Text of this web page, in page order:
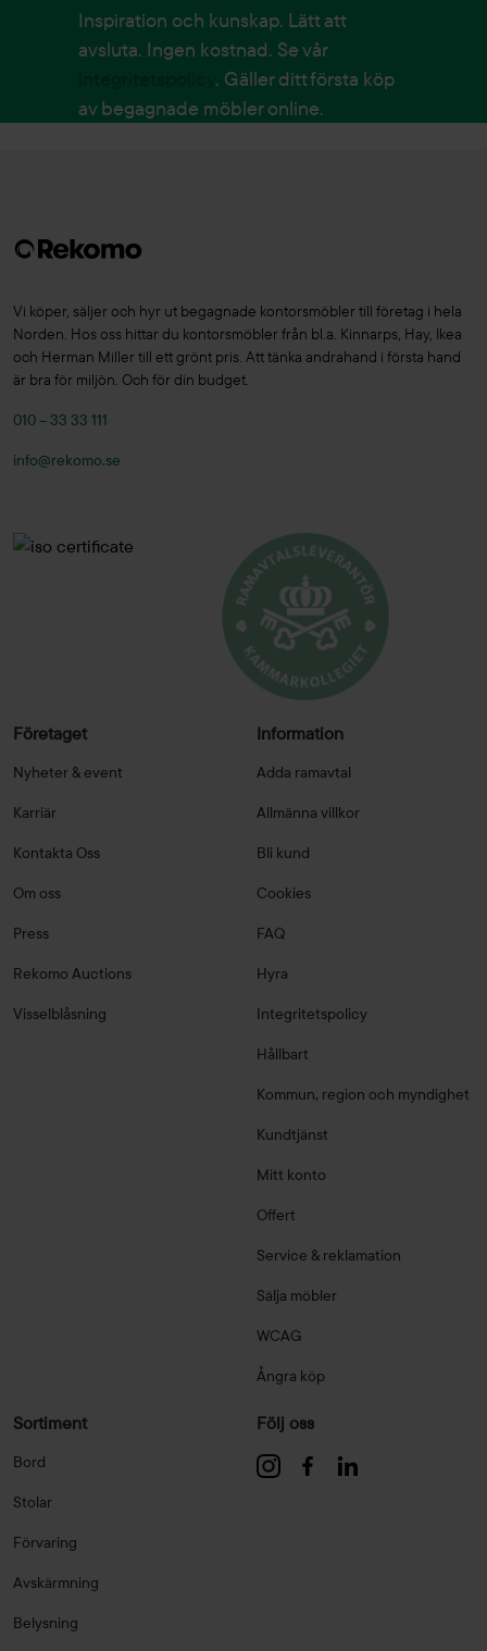
Inspiration och kunskap. Lätt att
avsluta. Ingen kostnad. Se vår
. Gäller ditt första köp
av begagnade möbler online.
Vi köper, säljer och hyr ut begagnade kontorsmöbler till företag i hela
Norden. Hos oss hittar du kontorsmöbler från bl.a. Kinnarps, Hay, Ikea
och Herman Miller till ett grönt pris. Att tänka andrahand i första hand
är bra för miljön. Och för din budget.
010 – 33 33 111
info@rekomo.se
Företaget
Nyheter & event
Karriär
Kontakta Oss
Om oss
Press
Rekomo Auctions
Visselblåsning
Information
Adda ramavtal
Allmänna villkor
Bli kund
Cookies
FAQ
Hyra
Integritetspolicy
Hållbart
Kommun, region och myndighet
Kundtjänst
Mitt konto
Offert
Service & reklamation
Sälja möbler
WCAG
Ångra köp
Sortiment
Bord
Stolar
Förvaring
Avskärmning
Belysning
Följ oss